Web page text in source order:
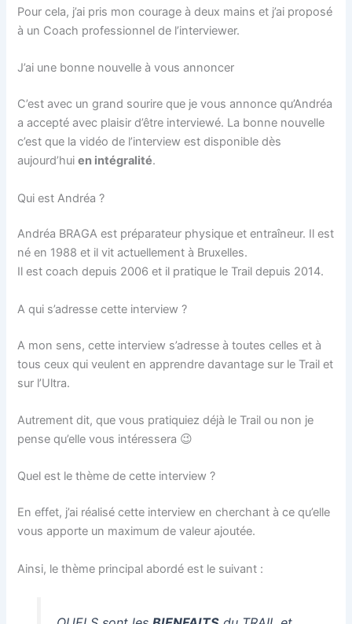
Pour cela, j’ai pris mon courage à deux mains et j’ai proposé
à un Coach professionnel de l’interviewer.
J’ai une bonne nouvelle à vous annoncer
C’est avec un grand sourire que je vous annonce qu’Andréa
a accepté avec plaisir d’être interviewé. La bonne nouvelle
c’est que la vidéo de l’interview est disponible dès
aujourd’huien intégralité.
Qui est Andréa ?
Andréa BRAGA est préparateur physique et entraîneur. Il est
né en 1988 et il vit actuellement à Bruxelles.
Il est coach depuis 2006 et il pratique le Trail depuis 2014.
A qui s’adresse cette interview ?
A mon sens, cette interview s’adresse à toutes celles et à
tous ceux qui veulent en apprendre davantage sur le Trail et
sur l’Ultra.
Autrement dit, que vous pratiquiez déjà le Trail ou non je
pense qu’elle vous intéressera 😉
Quel est le thème de cette interview ?
En effet, j’ai réalisé cette interview en cherchant à ce qu’elle
vous apporte un maximum de valeur ajoutée.
Ainsi, le thème principal abordé est le suivant :